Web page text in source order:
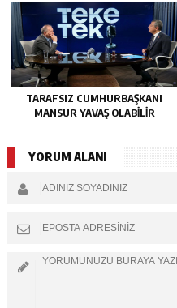
TARAFSIZ CUMHURBAŞKANI
MANSUR YAVAŞ OLABİLİR
YORUM ALANI